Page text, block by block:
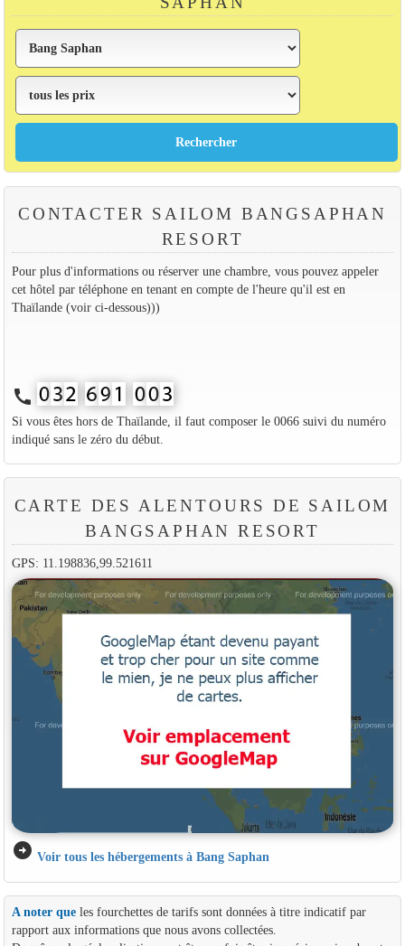
CONTACTER SAILOM BANGSAPHAN
RESORT
Pour plus d'informations ou réserver une chambre, vous pouvez appeler
cet hôtel par téléphone en tenant en compte de l'heure qu'il est en
Thaïlande (voir ci-dessous)))
call
Si vous êtes hors de Thaïlande, il faut composer le 0066 suivi du numéro
indiqué sans le zéro du début.
CARTE DES ALENTOURS DE SAILOM
BANGSAPHAN RESORT
GPS: 11.198836,99.521611
arrow_circle_right Voir tous les hébergements à Bang Saphan
A noter queles fourchettes de tarifs sont données à titre indicatif par
rapport aux informations que nous avons collectées.